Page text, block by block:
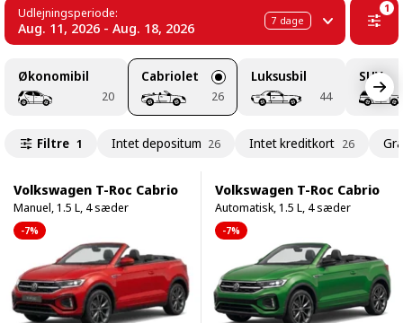
Udlejningsperiode:
Aug. 11, 2026 - Aug. 18, 2026 7 dage
1
Økonomibil
20
Cabriolet
26
Luksusbil
44
SUV
Filtre 1 Intet depositum 26 Intet kreditkort 26
Volkswagen T-Roc Cabrio
Manuel, 1.5 L, 4 sæder
-7%
Volkswagen T-Roc Cabrio
Automatisk, 1.5 L, 4 sæder
-7%